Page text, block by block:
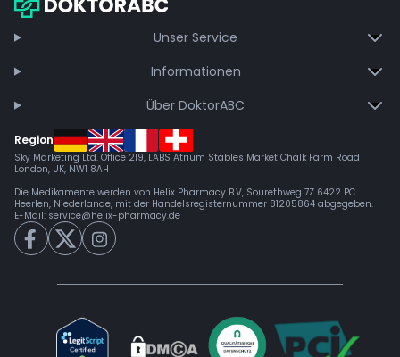
Unser Service
Informationen
Über DoktorABC
Region
Sky Marketing Ltd. Office 219, LABS Atrium Stables Market Chalk Farm Road
London, UK, NW1 8AH
Die Medikamente werden von Helix Pharmacy B.V, Sourethweg 7Z 6422 PC
Heerlen, Niederlande, mit der Handelsregisternummer 81205864 abgegeben.
E-Mail: service@helix-pharmacy.de